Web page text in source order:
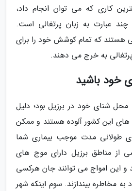
کاری که می توان انجام داد،
عبارت به زبان پرتغالی است.
هستند که تمام کوشش خود را برای
پرتغالی به خرج می دهند.
خود باشید
محل شنای خود در برزیل بود؛ دلیل
های این کشور آلوده هستند و ممکن
مدت موجب بیماری شما
از مناطق برزیل دارای موج های
و این امواج می توانند جان هرکسی
به مخاطره بیندازند. سوم اینکه شهر